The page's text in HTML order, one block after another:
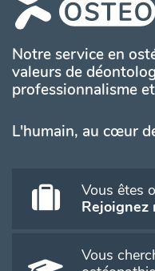
Notre service en
valeurs de
professionnalisme
L'humain, au cœur
Vous êtes
Rejoignez
Vous